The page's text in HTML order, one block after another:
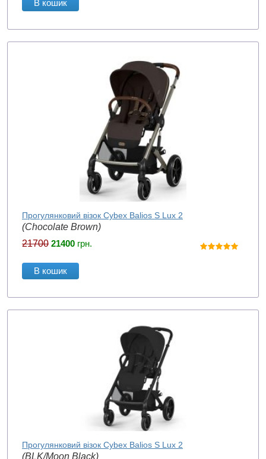
В кошик
Прогулянковий візок Cybex Balios S Lux 2
(Chocolate Brown)
21700 21400 грн.
В кошик
Прогулянковий візок Cybex Balios S Lux 2
(BLK/Moon Black)